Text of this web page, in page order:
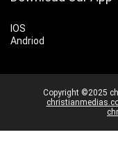
IOS
Andriod
Copyright ©2025